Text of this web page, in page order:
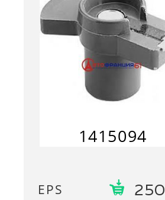
1415094
EPS 250